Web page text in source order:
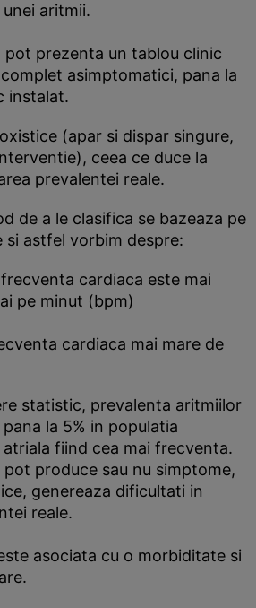
aritmii.
pot prezenta un tablou clinic
asimptomatici, pana la
instalat.
(apar si dispar singure,
ceea ce duce la
prevalentei reale.
de a le clasifica se bazeaza pe
si astfel vorbim despre:
cardiaca este mai
pe minut (bpm)
cardiaca mai mare de
statistic, prevalenta aritmiilor
la 5% in populatia
fiind cea mai frecventa.
produce sau nu simptome,
genereaza dificultati in
reale.
asociata cu o morbiditate si